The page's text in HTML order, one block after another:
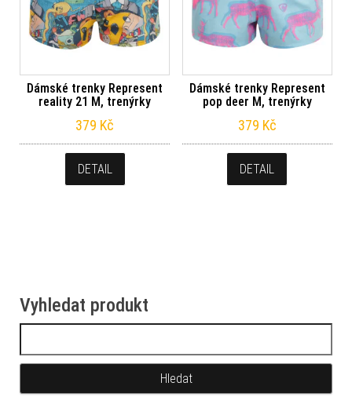
Dámské trenky Represent
reality 21 M, trenýrky
379 Kč
DETAIL
Dámské trenky Represent
pop deer M, trenýrky
379 Kč
DETAIL
Vyhledat produkt